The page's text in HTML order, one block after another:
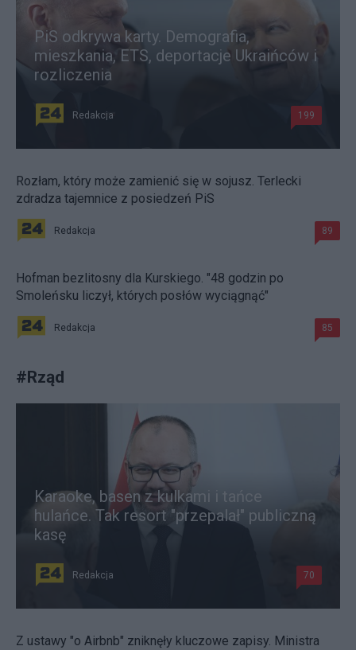
PiS odkrywa karty. Demografia,
mieszkania, ETS, deportacje Ukraińców i
rozliczenia
Redakcja 199
Rozłam, który może zamienić się w sojusz. Terlecki
zdradza tajemnice z posiedzeń PiS
Redakcja 89
Hofman bezlitosny dla Kurskiego. "48 godzin po
Smoleńsku liczył, których posłów wyciągnąć"
Redakcja 85
#Rząd
Karaoke, basen z kulkami i tańce
hulańce. Tak resort "przepalał" publiczną
kasę
Redakcja 70
Z ustawy "o Airbnb" zniknęły kluczowe zapisy. Ministra